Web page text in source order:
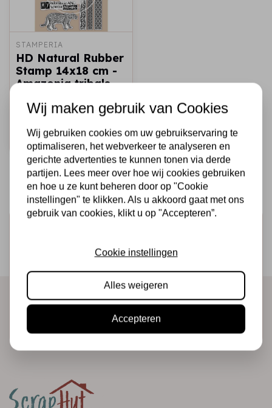
STAMPERIA
HD Natural Rubber
Stamp 14x18 cm -
Amazonia tribals
€10,50 €6,00
Op voorraad
Snel toevoegen
Ontvang als eerste onze actie en nieuwe producten
Wij maken gebruik van Cookies
Wij gebruiken cookies om uw gebruikservaring te
optimaliseren, het webverkeer te analyseren en
gerichte advertenties te kunnen tonen via derde
partijen. Lees meer over hoe wij cookies gebruiken
en hoe u ze kunt beheren door op "Cookie
instellingen" te klikken. Als u akkoord gaat met ons
gebruik van cookies, klikt u op "Accepteren”.
Cookie instellingen
Alles weigeren
Accepteren